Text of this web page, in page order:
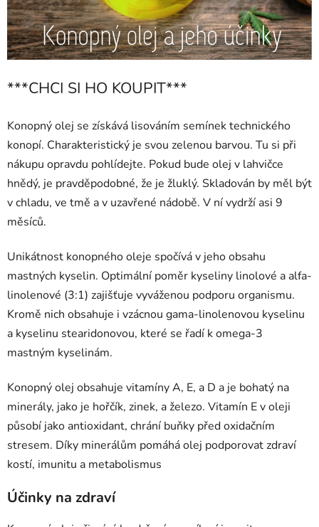
***CHCI SI HO KOUPIT***
Konopný olej se získává lisováním semínek technického
konopí. Charakteristický je svou zelenou barvou. Tu si při
nákupu opravdu pohlídejte. Pokud bude olej v lahvičce
hnědý, je pravděpodobné, že je žluklý. Skladován by měl být
v chladu, ve tmě a v uzavřené nádobě. V ní vydrží asi 9
měsíců.
Unikátnost konopného oleje spočívá v jeho obsahu
mastných kyselin. Optimální poměr kyseliny linolové a alfa-
linolenové (3:1) zajišťuje vyváženou podporu organismu.
Kromě nich obsahuje i vzácnou gama-linolenovou kyselinu
a kyselinu stearidonovou, které se řadí k omega-3
mastným kyselinám.
Konopný olej obsahuje vitamíny A, E, a D a je bohatý na
minerály, jako je hořčík, zinek, a železo. Vitamín E v oleji
působí jako antioxidant, chrání buňky před oxidačním
stresem. Díky minerálům pomáhá olej podporovat zdraví
kostí, imunitu a metabolismus
Účinky na zdraví